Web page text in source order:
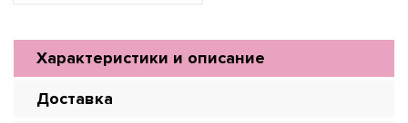
Характеристики и описание
Доставка